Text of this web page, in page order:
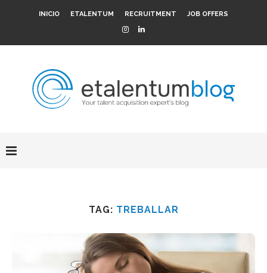
INICIO ETALENTUM RECRUITMENT JOB OFFERS
TAG: TREBALLAR